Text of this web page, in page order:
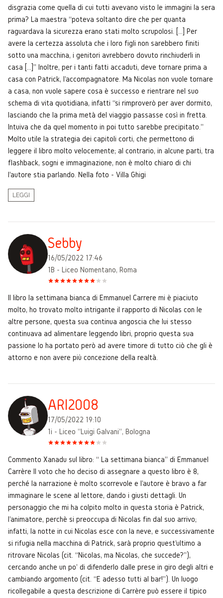
disgrazia come quella di cui tutti avevano visto le immagini la sera
prima? La maestra “poteva soltanto dire che per quanta
raguardava la sicurezza erano stati molto scrupolosi. […] Per
avere la certezza assoluta che i loro figli non sarebbero finiti
sotto una macchina, i genitori avrebbero dovuto rinchiuderli in
casa […]” Inoltre, per i tanti fatti accaduti, deve tornare prima a
casa con Patrick, l'accompagnatore. Ma Nicolas non vuole tornare
a casa, non vuole sapere cosa è successo e rientrare nel suo
schema di vita quotidiana, infatti “si rimproverò per aver dormito,
lasciando che la prima metà del viaggio passasse così in fretta.
Intuiva che da quel momento in poi tutto sarebbe precipitato.”
Molto utile la strategia dei capitoli corti, che permettono di
leggere il libro molto velocemente; al contrario, in alcune parti, tra
flashback, sogni e immaginazione, non è molto chiaro di chi
l'autore stia parlando. Nella foto - Villa Ghigi
LEGGI
Sebby
16/05/2022 17:46
1B - Liceo Nomentano, Roma
Il libro la settimana bianca di Emmanuel Carrere mi è piaciuto
molto, ho trovato molto intrigante il rapporto di Nicolas con le
altre persone, questa sua continua angoscia che lui stesso
continuava ad alimentare leggendo libri, proprio questa sua
passione lo ha portato però ad avere timore di tutto ciò che gli è
attorno e non avere più concezione della realtà.
ARI2008
17/05/2022 19:10
1i - Liceo "Luigi Galvani", Bologna
Commento Xanadu sul libro: “ La settimana bianca” di Emmanuel
Carrère Il voto che ho deciso di assegnare a questo libro è 8,
perché la narrazione è molto scorrevole e l'autore è bravo a far
immaginare le scene al lettore, dando i giusti dettagli. Un
personaggio che mi ha colpito molto in questa storia è Patrick,
l'animatore, perchè si preoccupa di Nicolas fin dal suo arrivo;
infatti, la notte in cui Nicolas esce con la neve, e successivamente
si rifugia nella macchina di Patrick, sarà proprio quest'ultimo a
ritrovare Nicolas (cit. “Nicolas, ma Nicolas, che succede?”),
cercando anche un po' di difenderlo dalle prese in giro degli altri e
cambiando argomento (cit. “E adesso tutti al bar!”). Un luogo
ricollegabile a questa descrizione di Carrère può essere il tipico